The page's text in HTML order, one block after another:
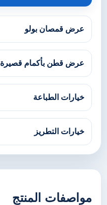
عرض قمصان بولو
عرض قطن بأكمام قصيرة
خيارات الطباعة
خيارات التطريز
مواصفات المنتج